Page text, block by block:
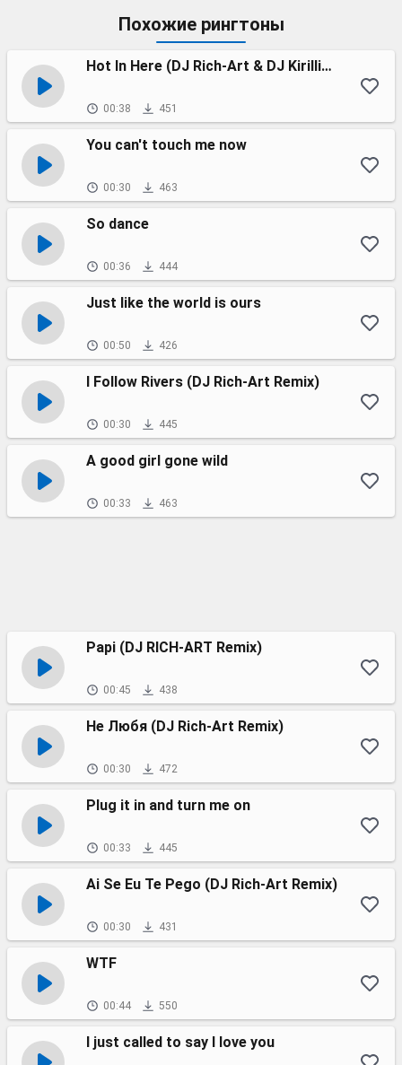
Похожие рингтоны
Hot In Here (DJ Rich-Art & DJ Kirillich Remix)
00:38 451
You can't touch me now
00:30 463
So dance
00:36 444
Just like the world is ours
00:50 426
I Follow Rivers (DJ Rich-Art Remix)
00:30 445
A good girl gone wild
00:33 463
Papi (DJ RICH-ART Remix)
00:45 438
Не Любя (DJ Rich-Art Remix)
00:30 472
Plug it in and turn me on
00:33 445
Ai Se Eu Te Pego (DJ Rich-Art Remix)
00:30 431
WTF
00:44 550
I just called to say I love you